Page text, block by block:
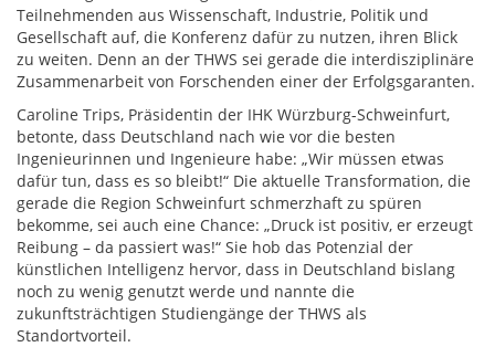
Teilnehmenden aus Wissenschaft, Industrie, Politik und
Gesellschaft auf, die Konferenz dafür zu nutzen, ihren Blick
zu weiten. Denn an der THWS sei gerade die interdisziplinäre
Zusammenarbeit von Forschenden einer der Erfolgsgaranten.
Caroline Trips, Präsidentin der IHK Würzburg-Schweinfurt,
betonte, dass Deutschland nach wie vor die besten
Ingenieurinnen und Ingenieure habe: „Wir müssen etwas
dafür tun, dass es so bleibt!“ Die aktuelle Transformation, die
gerade die Region Schweinfurt schmerzhaft zu spüren
bekomme, sei auch eine Chance: „Druck ist positiv, er erzeugt
Reibung – da passiert was!“ Sie hob das Potenzial der
künstlichen Intelligenz hervor, dass in Deutschland bislang
noch zu wenig genutzt werde und nannte die
zukunftsträchtigen Studiengänge der THWS als
Standortvorteil.